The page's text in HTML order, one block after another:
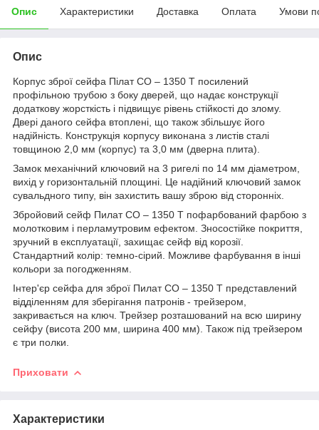
Опис Характеристики Доставка Оплата Умови
Опис
Корпус зброї сейфа Пілат СО – 1350 Т посилений
профільною трубою з боку дверей, що надає конструкції
додаткову жорсткість і підвищує рівень стійкості до злому.
Двері даного сейфа втоплені, що також збільшує його
надійність. Конструкція корпусу виконана з листів сталі
товщиною 2,0 мм (корпус) та 3,0 мм (дверна плита).
Замок механічний ключовий на 3 ригелі по 14 мм діаметром,
вихід у горизонтальній площині. Це надійний ключовий замок
сувальдного типу, він захистить вашу зброю від сторонніх.
Збройовий сейф Пилат СО – 1350 Т пофарбований фарбою з
молотковим і перламутровим ефектом. Зносостійке покриття,
зручний в експлуатації, захищає сейф від корозії.
Стандартний колір: темно-сірий. Можливе фарбування в інші
кольори за погодженням.
Інтер'єр сейфа для зброї Пилат СО – 1350 Т представлений
відділенням для зберігання патронів - трейзером,
закривається на ключ. Трейзер розташований на всю ширину
сейфу (висота 200 мм, ширина 400 мм). Також під трейзером
є три полки.
Приховати
Характеристики